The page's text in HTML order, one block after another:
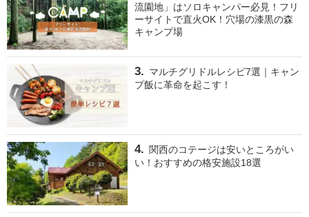
流園地」はソロキャンパー必見！フリ
ーサイトで直火OK！穴場の漆黒の森
キャンプ場
マルチグリドルレシピ7選｜キャン
プ飯に革命を起こす！
関西のコテージは安いところがい
い！おすすめの格安施設18選